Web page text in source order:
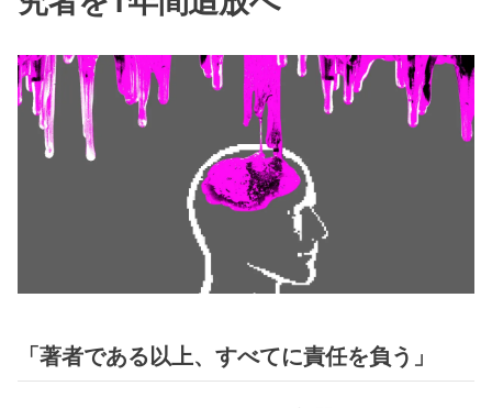
「著者である以上、すべてに責任を負う」